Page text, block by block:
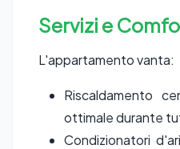
Servizi e
L'appartamento vanta:
Riscaldamento
ottimale durante
Condizionatori